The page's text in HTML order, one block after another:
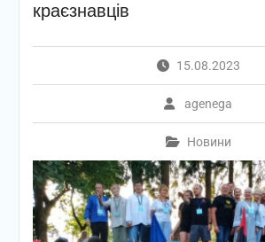
краєзнавців
15.08.2023
agenega
Новини